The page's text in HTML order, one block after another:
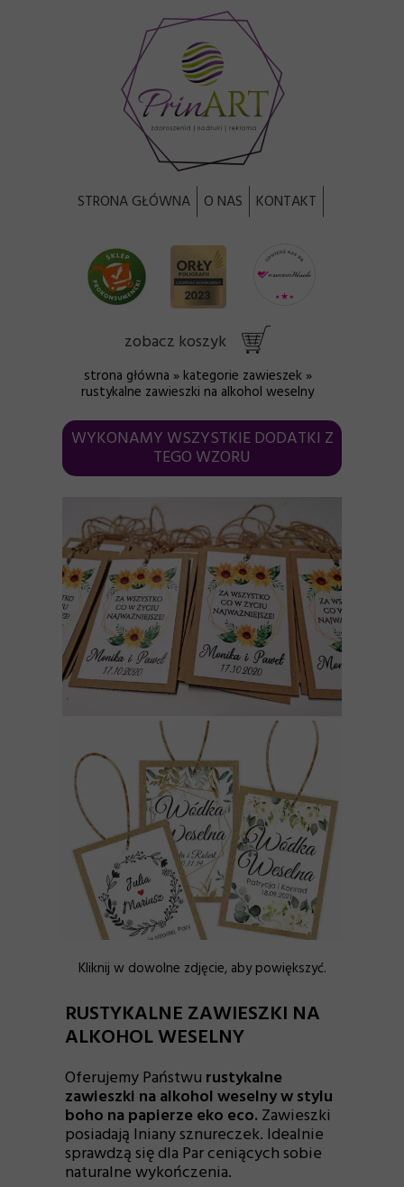
Kliknij w dowolne zdjęcie, aby powiększyć.
strona główna » kategorie zawieszek»
rustykalne zawieszki na alkohol weselny
RUSTYKALNE ZAWIESZKI NA
ALKOHOL WESELNY
Oferujemy Państwu rustykalne
zawieszki na alkohol weselny w stylu
boho na papierze eko eco. Zawieszki
posiadają lniany sznureczek. Idealnie
sprawdzą się dla Par ceniących sobie
naturalne wykończenia.
WYKONAMY WSZYSTKIE DODATKI Z
TEGO WZORU
STRONA GŁÓWNA O NAS KONTAKT
zobacz koszyk